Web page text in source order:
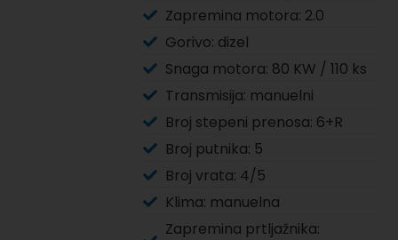
Zapremina motora: 2.0
Gorivo: dizel
Snaga motora: 80 KW / 110 ks
Transmisija: manuelni
Broj stepeni prenosa: 6+R
Broj putnika: 5
Broj vrata: 4/5
Klima: manuelna
Zapremina prtljažnika: